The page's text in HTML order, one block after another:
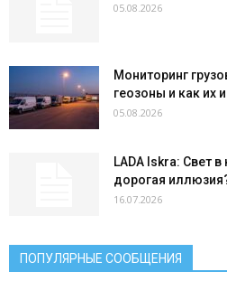
05.08.2026
Мониторинг
геозоны и как их
05.08.2026
LADA Iskra: Свет
дорогая
16.07.2026
ПОПУЛЯРНЫЕ СООБЩЕНИЯ